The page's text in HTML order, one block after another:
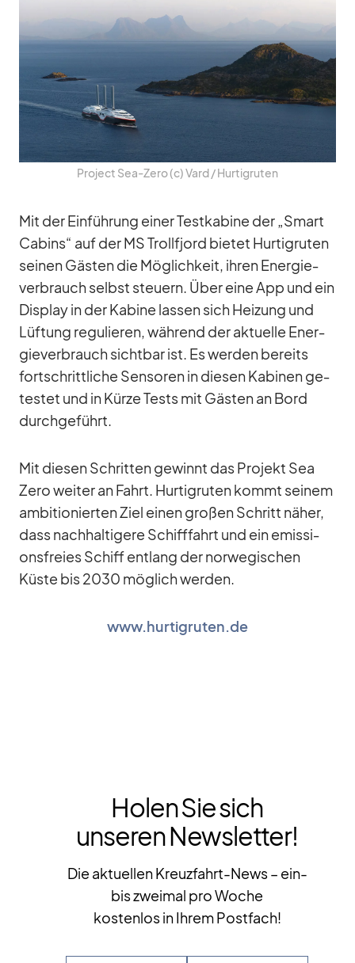
Pro­ject Sea-Zero (c) Vard /​ Hur­tig­ru­ten
Mit der Ein­füh­rung ei­ner Test­ka­bine der „Smart
Ca­b­ins“ auf der MS Troll­fjord bie­tet Hur­tig­ru­ten
sei­nen Gäs­ten die Mög­lich­keit, ih­ren En­er­gie­
ver­brauch selbst steu­ern. Über eine App und ein
Dis­play in der Ka­bine las­sen sich Hei­zung und
Lüf­tung re­gu­lie­ren, wäh­rend der ak­tu­elle En­er­
gie­ver­brauch sicht­bar ist. Es wer­den be­reits
fort­schritt­li­che Sen­so­ren in die­sen Ka­bi­nen ge­
tes­tet und in Kürze Tests mit Gäs­ten an Bord
durch­ge­führt.
Mit die­sen Schrit­ten ge­winnt das Pro­jekt Sea
Zero wei­ter an Fahrt. Hur­tig­ru­ten kommt sei­nem
am­bi­tio­nier­ten Ziel ei­nen gro­ßen Schritt nä­her,
dass nach­hal­ti­gere Schiff­fahrt und ein emis­si­
ons­freies Schiff ent­lang der nor­we­gi­schen
Küste bis 2030 mög­lich wer­den.
www.hurtigruten.de
Holen Sie sich
unseren Newsletter!
Die aktuellen Kreuzfahrt-News – ein-
bis zweimal pro Woche
kostenlos in Ihrem Postfach!